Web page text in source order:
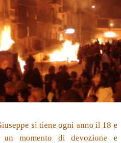
si tiene ogni anno il 18 e
un momento di devozione e